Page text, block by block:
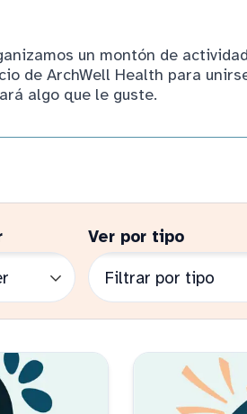
un montón de
de ArchWell Health para
algo que le guste.
Ver por tipo